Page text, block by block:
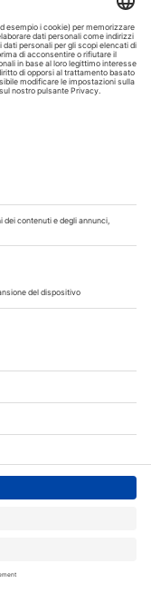
triennale 150
triennale 150